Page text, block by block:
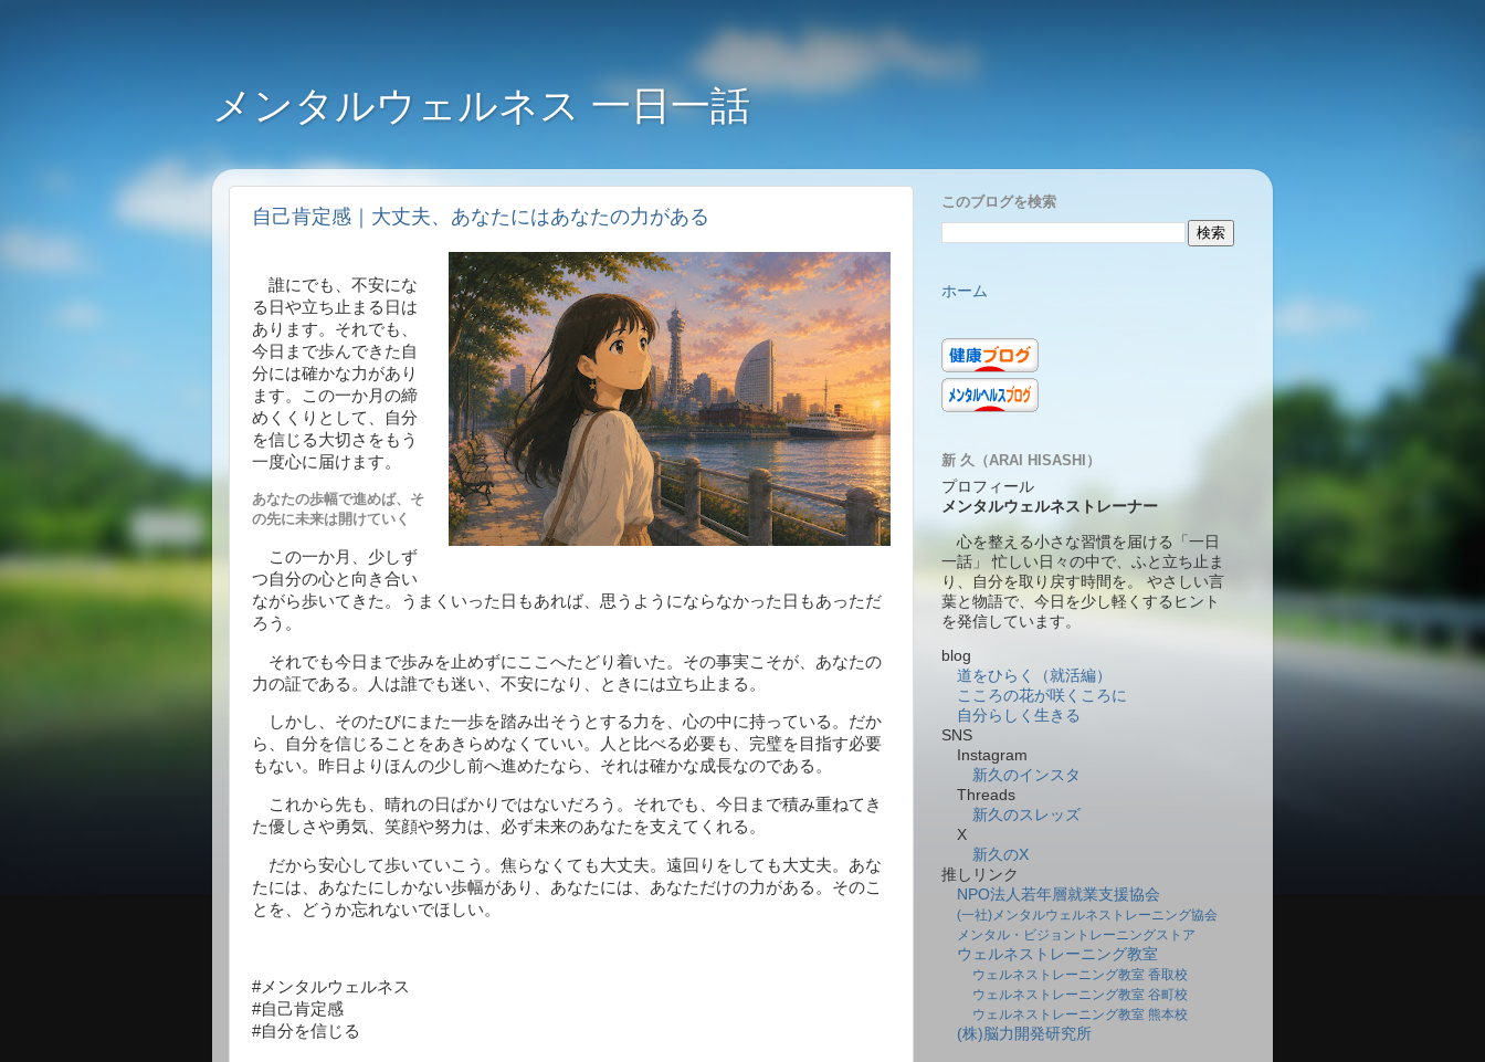
メンタルウェルネス 一日一話
自己肯定感｜大丈夫、あなたにはあなたの力がある
誰にでも、不安にな
る日や立ち止まる日は
あります。それでも、
今日まで歩んできた自
分には確かな力があり
ます。この一か月の締
めくくりとして、自分
を信じる大切さをもう
一度心に届けます。
あなたの歩幅で進めば、そ
の先に未来は開けていく
この一か月、少しず
つ自分の心と向き合い
ながら歩いてきた。うまくいった日もあれば、思うようにならなかった日もあっただ
ろう。
それでも今日まで歩みを止めずにここへたどり着いた。その事実こそが、あなたの
力の証である。人は誰でも迷い、不安になり、ときには立ち止まる。
しかし、そのたびにまた一歩を踏み出そうとする力を、心の中に持っている。だか
ら、自分を信じることをあきらめなくていい。人と比べる必要も、完璧を目指す必要
もない。昨日よりほんの少し前へ進めたなら、それは確かな成長なのである。
これから先も、晴れの日ばかりではないだろう。それでも、今日まで積み重ねてき
た優しさや勇気、笑顔や努力は、必ず未来のあなたを支えてくれる。
だから安心して歩いていこう。焦らなくても大丈夫。遠回りをしても大丈夫。あな
たには、あなたにしかない歩幅があり、あなたには、あなただけの力がある。そのこ
とを、どうか忘れないでほしい。
#メンタルウェルネス
#自己肯定感
#自分を信じる
このブログを検索
ホーム
新 久（ARAI HISASHI）
プロフィール
メンタルウェルネストレーナー
心を整える小さな習慣を届ける「一日
一話」 忙しい日々の中で、ふと立ち止ま
り、自分を取り戻す時間を。 やさしい言
葉と物語で、今日を少し軽くするヒント
を発信しています。
blog
道をひらく（就活編）
こころの花が咲くころに
自分らしく生きる
SNS
Instagram
新久のインスタ
Threads
新久のスレッズ
X
新久のX
推しリンク
NPO法人若年層就業支援協会
(一社)メンタルウェルネストレーニング協会
メンタル・ビジョントレーニングストア
ウェルネストレーニング教室
ウェルネストレーニング教室 香取校
ウェルネストレーニング教室 谷町校
ウェルネストレーニング教室 熊本校
(株)脳力開発研究所